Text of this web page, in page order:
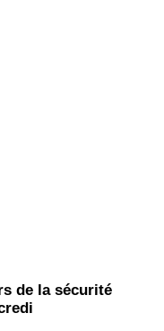
de la sécurité